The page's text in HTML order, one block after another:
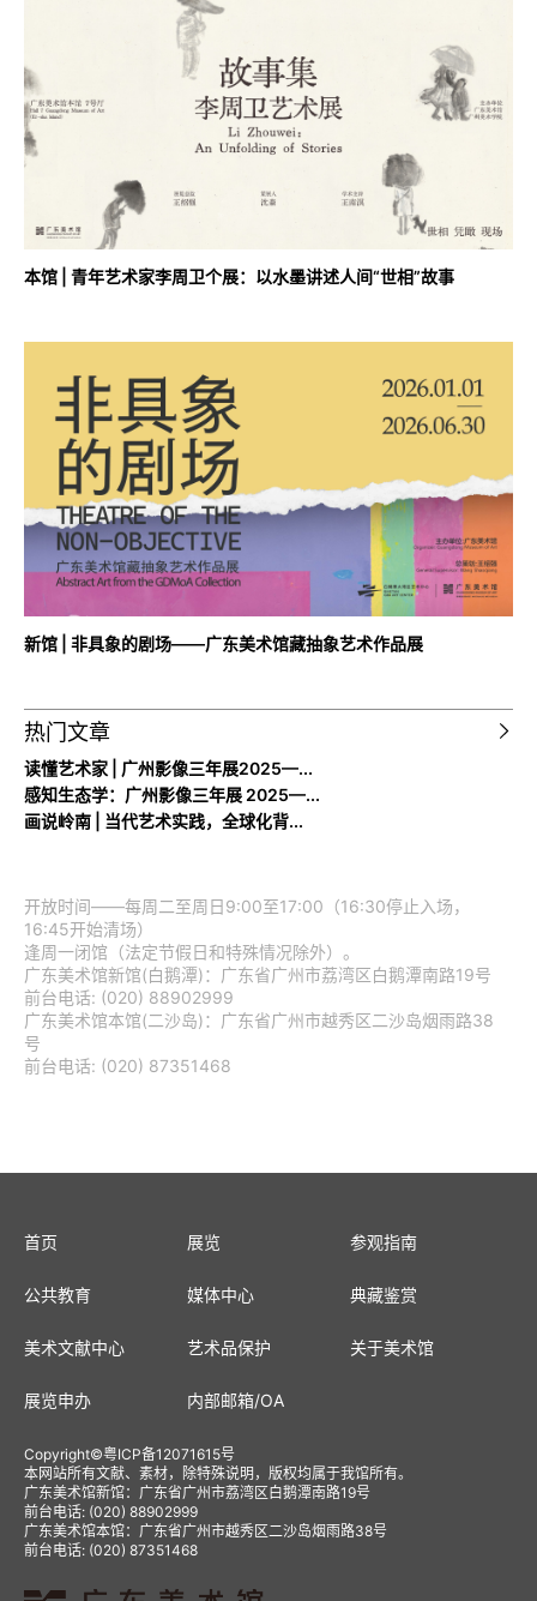
本馆 | 青年艺术家李周卫个展：以水墨讲述人间“世相”故事
新馆 | 非具象的剧场——广东美术馆藏抽象艺术作品展
热门文章
读懂艺术家 | 广州影像三年展2025—...
感知生态学：广州影像三年展 2025—...
画说岭南 | 当代艺术实践，全球化背...
开放时间——每周二至周日9:00至17:00（16:30停止入场，
16:45开始清场）
逢周一闭馆（法定节假日和特殊情况除外）。
广东美术馆新馆(白鹅潭)：广东省广州市荔湾区白鹅潭南路19号
前台电话: (020) 88902999
广东美术馆本馆(二沙岛)：广东省广州市越秀区二沙岛烟雨路38
号
前台电话: (020) 87351468
首页 展览 参观指南
公共教育 媒体中心 典藏鉴赏
美术文献中心 艺术品保护 关于美术馆
展览申办 内部邮箱/OA
Copyright©粤ICP备12071615号
本网站所有文献、素材，除特殊说明，版权均属于我馆所有。
广东美术馆新馆：广东省广州市荔湾区白鹅潭南路19号
前台电话: (020) 88902999
广东美术馆本馆：广东省广州市越秀区二沙岛烟雨路38号
前台电话: (020) 87351468